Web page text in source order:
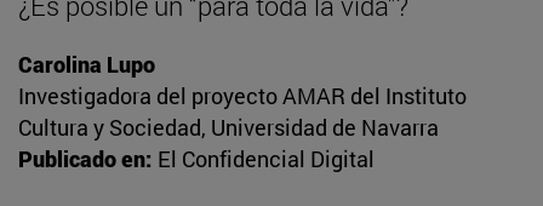
Carolina Lupo
Investigadora del proyecto AMAR del Instituto
Cultura y Sociedad, Universidad de Navarra
Publicado en: El Confidencial Digital